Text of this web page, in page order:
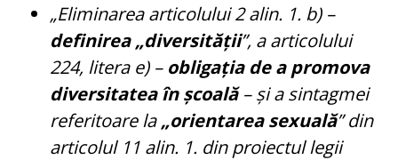
„Eliminarea articolului 2 alin. 1. b) –
definirea „diversității”, a articolului
224, litera e) – obligația de a promova
diversitatea în școală– și a sintagmei
referitoare la„orientarea sexuală” din
articolul 11 alin. 1. din proiectul legii